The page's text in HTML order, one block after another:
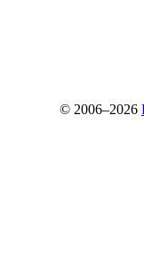
© 2006–2026